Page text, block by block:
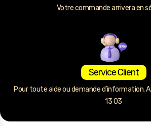
Votre commande arrivera en
Service Client
Pour toute aide ou demande d’information.
13 03